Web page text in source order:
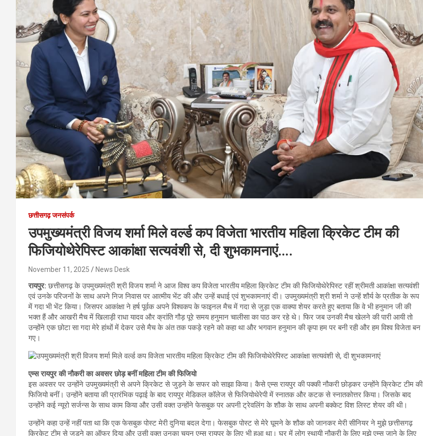
छत्तीसगढ़ जनसंपर्क
उपमुख्यमंत्री विजय शर्मा मिले वर्ल्ड कप विजेता भारतीय महिला क्रिकेट टीम की
फिजियोथेरेपिस्ट आकांक्षा सत्यवंशी से, दी शुभकामनाएं….
November 11, 2025 News Desk
रायपुर:छत्तीसगढ़ के उपमुख्यमंत्री श्री विजय शर्मा ने आज विश्व कप विजेता भारतीय महिला क्रिकेट टीम की फिजियोथेरेपिस्ट रहीं श्रीमती आकांक्षा सत्यवंशी
एवं उनके परिजनों के साथ अपने निज निवास पर आत्मीय भेंट की और उन्हें बधाई एवं शुभकामनाएं दी। उपमुख्यमंत्री श्री शर्मा ने उन्हें शौर्य के प्रतीक के रूप
में गदा भी भेंट किया। जिसपर आकांक्षा ने हर्ष पूर्वक अपने विश्वकप के फाइनल मैच में गदा से जुड़ा एक वाक्या शेयर करते हुए बताया कि वे भी हनुमान जी की
भक्त हैं और आखरी मैच में खिलाड़ी राधा यादव और क्रांति गौड़ पूरे समय हनुमान चालीसा का पाठ कर रहे थे। फिर जब उनकी मैच खेलने की पारी आयी तो
उन्होंने एक छोटा सा गदा मेरे हांथों में देकर उसे मैच के अंत तक पकड़े रहने को कहा था और भगवान हनुमान की कृपा हम पर बनी रही और हम विश्व विजेता बन
गए।
एम्स रायपुर की नौकरी का अवसर छोड़ बनीं महिला टीम की फिजियो
इस अवसर पर उन्होंने उपमुख्यमंत्री से अपने क्रिकेट से जुड़ने के सफर को साझा किया। कैसे एम्स रायपुर की पक्की नौकरी छोड़कर उन्होंने क्रिकेट टीम की
फिजियो बनीं। उन्होंने बताया की प्रारंभिक पढ़ाई के बाद रायपुर मेडिकल कॉलेज से फिजियोथेरेपी में स्नातक और कटक से स्नातकोत्तर किया। जिसके बाद
उन्होंने कई न्यूरो सर्जन्स के साथ काम किया और उसी वक्त उन्होंने फेसबुक पर अपनी ट्रेवलिंग के शौक के साथ अपनी बक्केट विश लिस्ट शेयर की थी।
उन्होंने कहा उन्हें नहीं पता था कि एक फेसबुक पोस्ट मेरी दुनिया बदल देगा। फेसबुक पोस्ट से मेरे घूमने के शौक को जानकर मेरी सीनियर ने मुझे छत्तीसगढ़
क्रिकेट टीम से जुड़ने का ऑफर दिया और उसी वक्त उनका चयन एम्स रायपुर के लिए भी हुआ था। घर में लोग स्थायी नौकरी के लिए मुझे एम्स जाने के लिए